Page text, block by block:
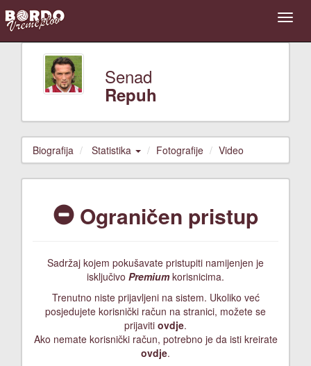
Senad
Repuh
Biografija Statistika Fotografije Video
Ograničen pristup
Sadržaj kojem pokušavate pristupiti namijenjen je
isključivo Premiumkorisnicima.
Trenutno niste prijavljeni na sistem. Ukoliko već
posjedujete korisnički račun na stranici, možete se
prijaviti ovdje.
Ako nemate korisnički račun, potrebno je da isti kreirate
ovdje.